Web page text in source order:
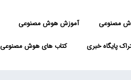
مصنوعی آموزش هوش مصنوعی
پایگاه خبری کتاب های هوش مصنوعی